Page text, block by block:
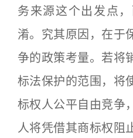
务来源这个出发点
淆。究其原因，在于
争的政策考量。若将
标法保护的范围，将
标权人公平自由竞争
人将凭借其商标权阻